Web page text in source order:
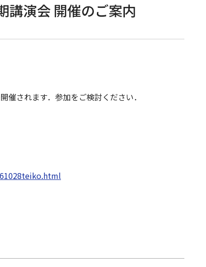
講演会 開催のご案内
されます．参加をご検討ください．